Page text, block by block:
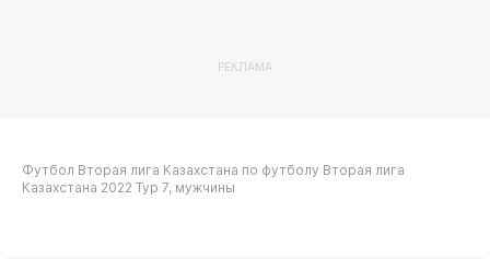
РЕКЛАМА
Футбол Вторая лига Казахстана по футболу Вторая лига
Казахстана 2022 Тур 7, мужчины